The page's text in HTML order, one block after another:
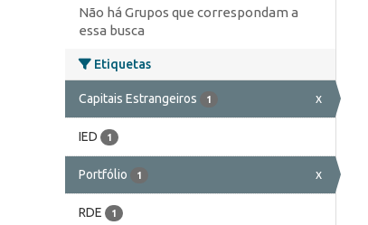
Não há Grupos que correspondam a
essa busca
Etiquetas
Capitais Estrangeiros 1 x
IED 1
Portfólio 1 x
RDE 1